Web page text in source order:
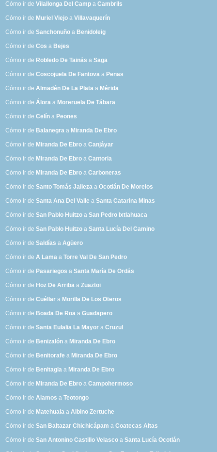
Cómo ir deVilallonga Del Camp aCambrils
Cómo ir de Muriel Viejo aVillavaquerín
Cómo ir deSanchonuño a Benidoleig
Cómo ir deCos a Bejes
Cómo ir de Robledo De Tainás aSaga
Cómo ir deCoscojuela De Fantova a Penas
Cómo ir deAlmadén De La Plata a Mérida
Cómo ir deÁlora a Moreruela De Tábara
Cómo ir deCelín a Peones
Cómo ir de Balanegra a Miranda De Ebro
Cómo ir de Miranda De Ebro aCanjáyar
Cómo ir de Miranda De Ebro aCantoria
Cómo ir de Miranda De Ebro aCarboneras
Cómo ir deSanto Tomás Jalieza aOcotlán De Morelos
Cómo ir deSanta Ana Del Valle aSanta Catarina Minas
Cómo ir deSan Pablo Huitzo aSan Pedro Ixtlahuaca
Cómo ir deSan Pablo Huitzo aSanta Lucía Del Camino
Cómo ir deSaldías aAgüero
Cómo ir deA Lama aTorre Val De San Pedro
Cómo ir de Pasariegos aSanta María De Ordás
Cómo ir de Hoz De Arriba aZuaztoi
Cómo ir deCuéllar a Morilla De Los Oteros
Cómo ir de Boada De Roa aGuadapero
Cómo ir deSanta Eulalia La Mayor aCruzul
Cómo ir de Benizalón a Miranda De Ebro
Cómo ir de Benitorafe a Miranda De Ebro
Cómo ir de Benitagla a Miranda De Ebro
Cómo ir de Miranda De Ebro aCampohermoso
Cómo ir deAlamos aTeotongo
Cómo ir de Matehuala aAlbino Zertuche
Cómo ir deSan Baltazar Chichicápam aCoatecas Altas
Cómo ir deSan Antonino Castillo Velasco aSanta Lucía Ocotlán